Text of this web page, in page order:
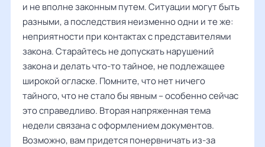
и не вполне законным путем. Ситуации могут быть
разными, а последствия неизменно одни и те же:
неприятности при контактах с представителями
закона. Старайтесь не допускать нарушений
закона и делать что-то тайное, не подлежащее
широкой огласке. Помните, что нет ничего
тайного, что не стало бы явным – особенно сейчас
это справедливо. Вторая напряженная тема
недели связана с оформлением документов.
Возможно, вам придется понервничать из-за